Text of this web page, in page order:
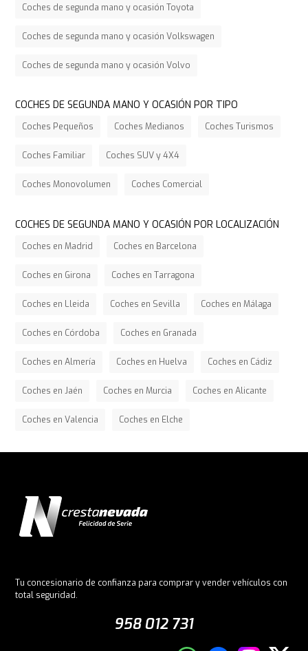
Coches de segunda mano y ocasión Toyota
Coches de segunda mano y ocasión Volkswagen
Coches de segunda mano y ocasión Volvo
COCHES DE SEGUNDA MANO Y OCASIÓN POR TIPO
Coches Pequeños Coches Medianos Coches Turismos
Coches Familiar Coches SUV y 4X4
Coches Monovolumen Coches Comercial
COCHES DE SEGUNDA MANO Y OCASIÓN POR LOCALIZACIÓN
Coches en Madrid Coches en Barcelona
Coches en Girona Coches en Tarragona
Coches en Lleida Coches en Sevilla Coches en Málaga
Coches en Córdoba Coches en Granada
Coches en Almería Coches en Huelva Coches en Cádiz
Coches en Jaén Coches en Murcia Coches en Alicante
Coches en Valencia Coches en Elche
Tu concesionario de confianza para comprar y vender vehículos con
total seguridad.
958 012 731